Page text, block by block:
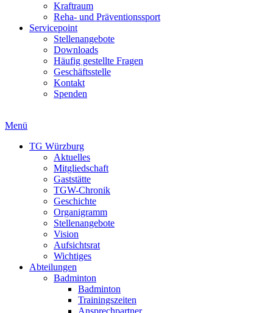
Kraftraum
Reha- und Präventionssport
Servicepoint
Stellenangebote
Downloads
Häufig gestellte Fragen
Geschäftsstelle
Kontakt
Spenden
Menü
TG Würzburg
Aktuelles
Mitgliedschaft
Gaststätte
TGW-Chronik
Geschichte
Organigramm
Stellenangebote
Vision
Aufsichtsrat
Wichtiges
Abteilungen
Badminton
Badminton
Trainingszeiten
Ansprechpartner